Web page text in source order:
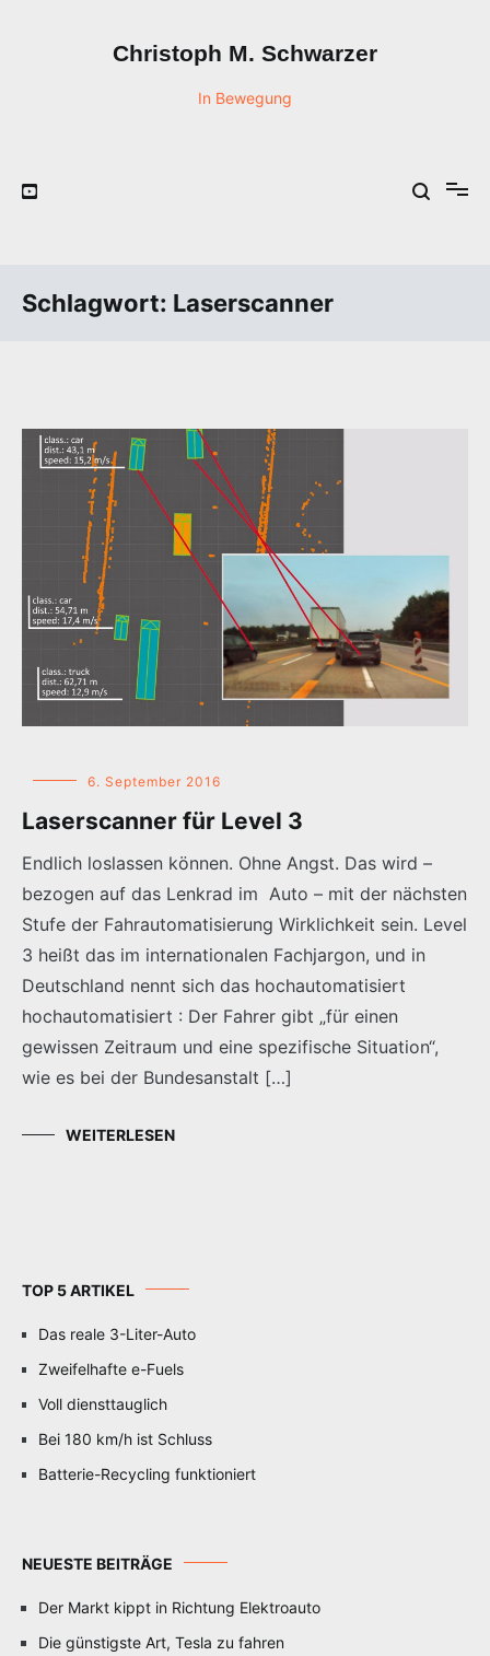
Christoph M. Schwarzer
In Bewegung
Schlagwort: Laserscanner
6. September 2016
Laserscanner für Level 3
Endlich loslassen können. Ohne Angst. Das wird –
bezogen auf das Lenkrad im Auto – mit der nächsten
Stufe der Fahrautomatisierung Wirklichkeit sein. Level
3 heißt das im internationalen Fachjargon, und in
Deutschland nennt sich das hochautomatisiert
hochautomatisiert : Der Fahrer gibt „für einen
gewissen Zeitraum und eine spezifische Situation“,
wie es bei der Bundesanstalt […]
WEITERLESEN
TOP 5 ARTIKEL
Das reale 3-Liter-Auto
Zweifelhafte e-Fuels
Voll diensttauglich
Bei 180 km/h ist Schluss
Batterie-Recycling funktioniert
NEUESTE BEITRÄGE
Der Markt kippt in Richtung Elektroauto
Die günstigste Art, Tesla zu fahren